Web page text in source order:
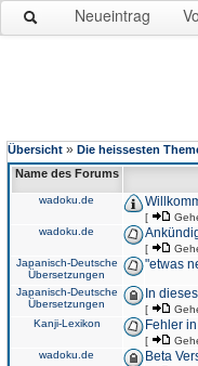
Neueintrag
Übersicht » Die heissesten
Name des Forums
wadoku.de
[
wadoku.de
[
Japanisch-Deutsche
Übersetzungen
"etwas
Japanisch-Deutsche
Übersetzungen
In
[
Kanji-Lexikon
Fehler
[
wadoku.de
Beta